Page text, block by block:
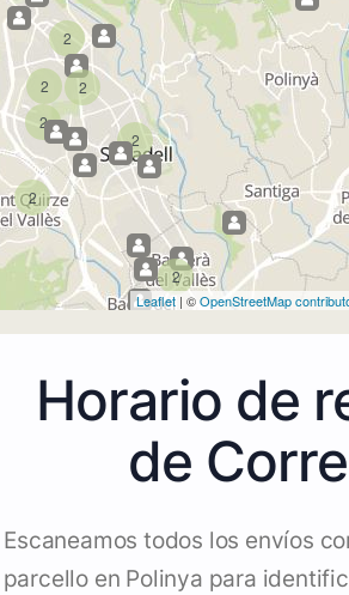
2
2
2
2
2
2
2
Leaflet| ©OpenStreetMap
Horario de
de
Escaneamos todos los envíos
parcello en Polinya para